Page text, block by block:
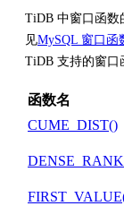
TiDB 中窗口函数
见MySQL 窗口函
TiDB 支持的窗口
函数名
CUME_DIST()